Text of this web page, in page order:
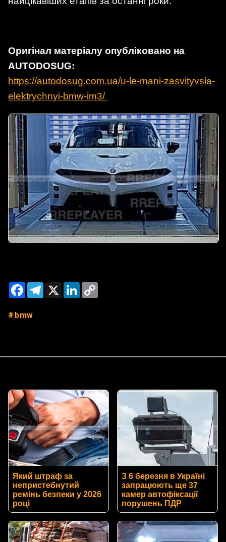
Оригінал матеріалу опубліковано на
AUTODOSUG:
https://autodosug.com.ua/u-le-mani-zasvityvsia-
elektrychnyi-bmw-im3/
FacebookTelegram
X LinkedIn
bmw
Який штраф за
непристебнутий
ремінь безпеки у 2026
році
З 6 березня в Україні
запрацюють ще 37
камер автофіксації
порушень ПДР